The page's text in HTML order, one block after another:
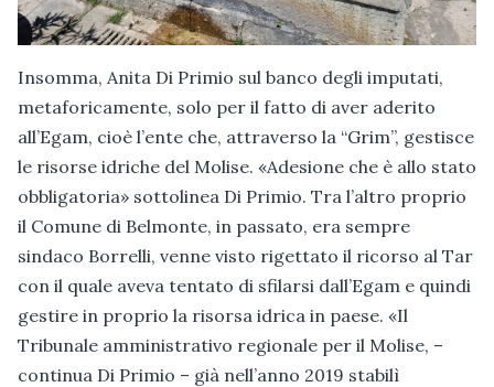
Insomma, Anita Di Primio sul banco degli imputati,
metaforicamente, solo per il fatto di aver aderito
all’Egam, cioè l’ente che, attraverso la “Grim”, gestisce
le risorse idriche del Molise. «Adesione che è allo stato
obbligatoria» sottolinea Di Primio. Tra l’altro proprio
il Comune di Belmonte, in passato, era sempre
sindaco Borrelli, venne visto rigettato il ricorso al Tar
con il quale aveva tentato di sfilarsi dall’Egam e quindi
gestire in proprio la risorsa idrica in paese. «Il
Tribunale amministrativo regionale per il Molise, –
continua Di Primio – già nell’anno 2019 stabilì